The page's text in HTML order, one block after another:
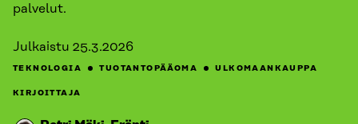
palvelut.
Julkaistu 25.3.2026
TEKNOLOGIA TUOTANTOPÄÄOMA ULKOMAANKAUPPA
KIRJOITTAJA